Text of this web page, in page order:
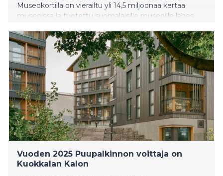
Museokortilla on vierailtu yli 14,5 miljoonaa kertaa
museoissa ja tuotettu suomalaisille museoille lähes
kohdetta, joissa museokorttilaiset vierailivat eniten
vuonna 2025.
Vuoden 2025 Puupalkinnon voittaja on
Kuokkalan Kalon